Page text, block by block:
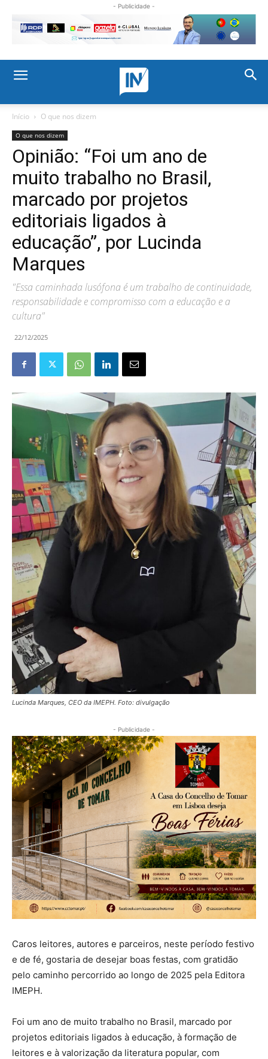
- Publicidade -
Início O que nos dizem
O que nos dizem
Opinião: “Foi um ano de
muito trabalho no Brasil,
marcado por projetos
editoriais ligados à
educação”, por Lucinda
Marques
"Essa caminhada lusófona é um trabalho de continuidade,
responsabilidade e compromisso com a educação e a
cultura"
22/12/2025
Lucinda Marques, CEO da IMEPH. Foto: divulgação
- Publicidade -
Caros leitores, autores e parceiros, neste período festivo
e de fé, gostaria de desejar boas festas, com gratidão
pelo caminho percorrido ao longo de 2025 pela Editora
IMEPH.
Foi um ano de muito trabalho no Brasil, marcado por
projetos editoriais ligados à educação, à formação de
leitores e à valorização da literatura popular, com